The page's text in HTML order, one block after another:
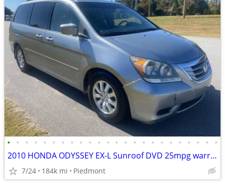
• • • • • • • • • • • • • • • • • • • • • • • •
2010 HONDA ODYSSEY EX-L Sunroof DVD 25mpg warranty Available
7/24 184k mi Piedmont